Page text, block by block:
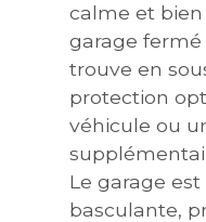
calme et
garage fermé
trouve en
protection
véhicule ou
Le garage
basculante,